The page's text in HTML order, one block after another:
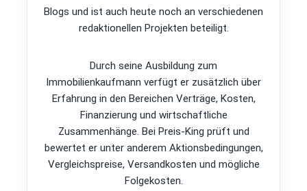
Blogs und ist auch heute noch an verschiedenen
redaktionellen Projekten beteiligt.
Durch seine Ausbildung zum
Immobilienkaufmann verfügt er zusätzlich über
Erfahrung in den Bereichen Verträge, Kosten,
Finanzierung und wirtschaftliche
Zusammenhänge. Bei Preis-King prüft und
bewertet er unter anderem Aktionsbedingungen,
Vergleichspreise, Versandkosten und mögliche
Folgekosten.